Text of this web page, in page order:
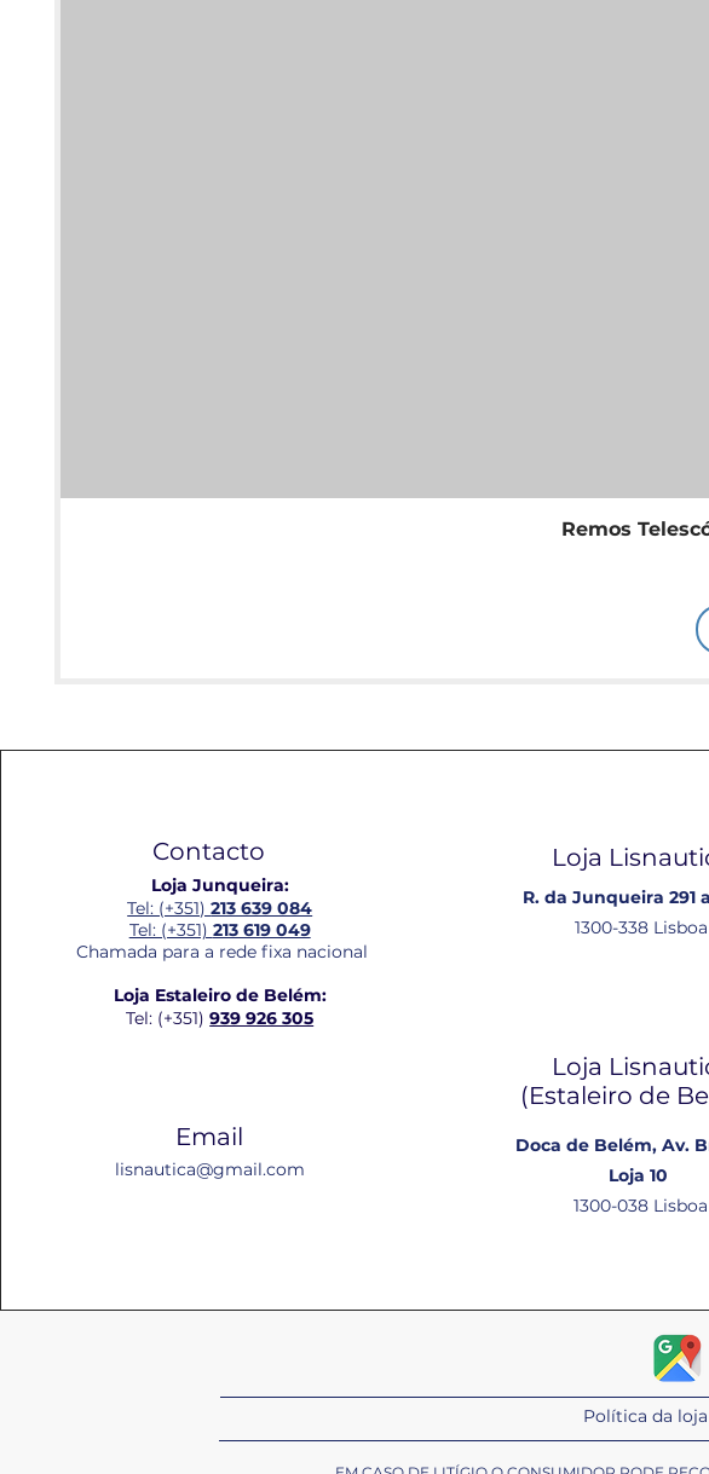
Remos
Contacto
Loja Junqueira:
Tel: (+351)213 639 084
Tel: (+351) 213 619 049
Chamada para a rede fixa nacional
Loja Estaleiro de Belém:
Tel: (+351)939 926 305
Email
lisnautica@gmail.com
Loja
R. da Junqueira 291
1300-338 Lisboa
Loja
(Estaleiro de
Doca de Belém, Av.
Loja 10
1300-038 Lisboa
Política da loja